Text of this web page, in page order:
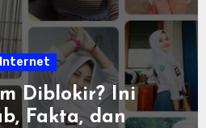
Internet
Diblokir? Ini
Fakta, dan